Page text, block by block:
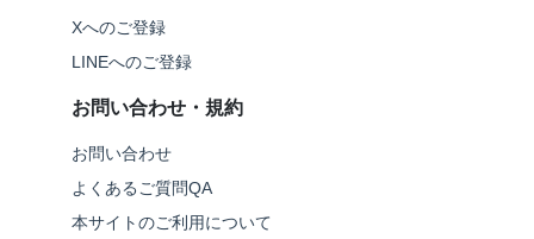
Xへのご登録
LINEへのご登録
お問い合わせ・規約
お問い合わせ
よくあるご質問QA
本サイトのご利用について